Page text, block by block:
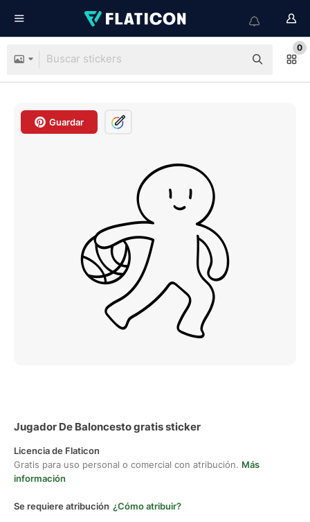
0
Guardar
Jugador De Baloncesto gratis sticker
Licencia de Flaticon
Gratis para uso personal o comercial con atribución. Más
información
Se requiere atribución ¿Cómo atribuir?